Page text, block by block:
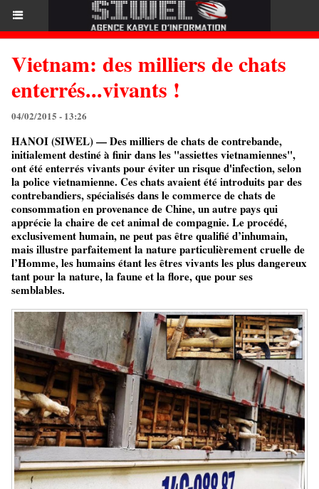
Vietnam: des milliers de chats
enterrés...vivants !
04/02/2015 - 13:26
HANOI (SIWEL) — Des milliers de chats de contrebande,
initialement destiné à finir dans les "assiettes vietnamiennes",
ont été enterrés vivants pour éviter un risque d'infection, selon
la police vietnamienne. Ces chats avaient été introduits par des
contrebandiers, spécialisés dans le commerce de chats de
consommation en provenance de Chine, un autre pays qui
apprécie la chaire de cet animal de compagnie. Le procédé,
exclusivement humain, ne peut pas être qualifié d’inhumain,
mais illustre parfaitement la nature particulièrement cruelle de
l’Homme, les humains étant les êtres vivants les plus dangereux
tant pour la nature, la faune et la flore, que pour ses
semblables.